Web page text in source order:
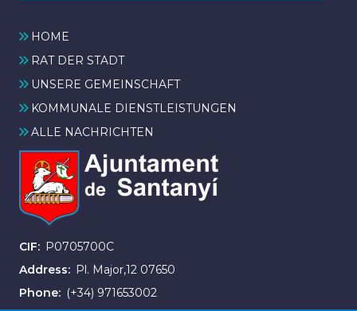
HOME
RAT DER STADT
UNSERE GEMEINSCHAFT
KOMMUNALE DIENSTLEISTUNGEN
ALLE NACHRICHTEN
CIF
P0705700C
Address
Pl. Major,12 07650
Phone
(+34) 971653002